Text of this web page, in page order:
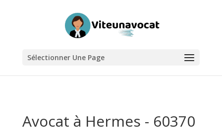
Sélectionner Une Page
Avocat à Hermes - 60370